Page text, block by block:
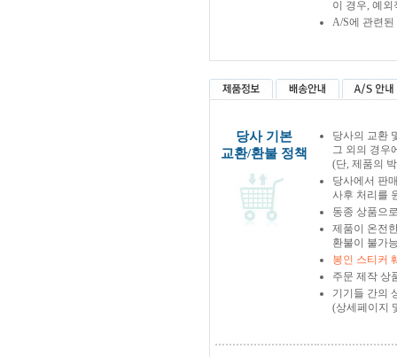
이 경우, 예
A/S에 관련
당사 기본
교환/환불 정책
당사의 교환
그 외의 경우
(단, 제품의
당사에서 판
사후 처리를
동종 상품으
제품이 온전
환불이 불가
봉인 스티커
주문 제작 상
기기들 간의
(상세페이지